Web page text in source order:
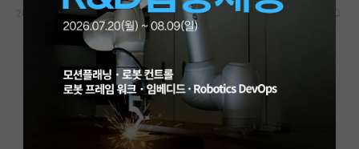
커뮤니티
커뮤니티 홈
전체글보기
베스트 게시판
IF 명예의전당
2024.04.07 23 10028